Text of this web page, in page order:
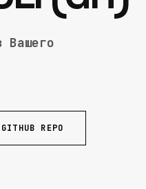
Вашего
GITHUB REPO